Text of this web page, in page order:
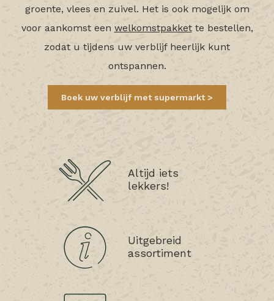
groente, vlees en zuivel. Het is ook mogelijk om
voor aankomst een welkomstpakkette bestellen,
zodat u tijdens uw verblijf heerlijk kunt
ontspannen.
Boek uw verblijf met supermarkt
Altijd iets
lekkers!
Uitgebreid
assortiment